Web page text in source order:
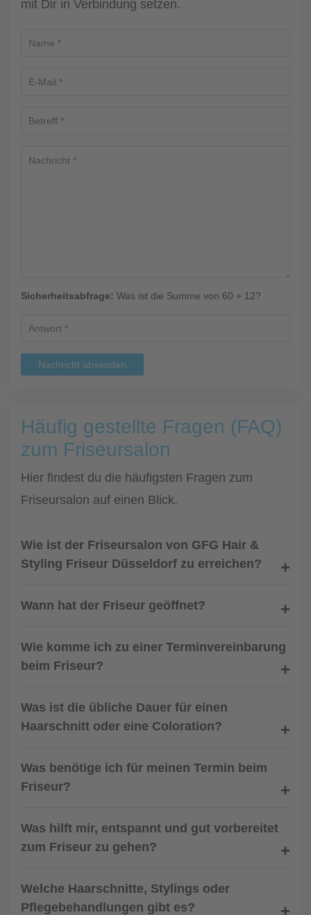
mit Dir in Verbindung setzen.
Sicherheitsabfrage: Was ist die Summe von 60 + 12?
Nachricht absenden
Häufig gestellte Fragen (FAQ)
zum Friseursalon
Hier findest du die häufigsten Fragen zum
Friseursalon auf einen Blick.
Wie ist der Friseursalon von GFG Hair &
Styling Friseur Düsseldorf zu erreichen?
Wann hat der Friseur geöffnet?
Wie komme ich zu einer Terminvereinbarung
beim Friseur?
Was ist die übliche Dauer für einen
Haarschnitt oder eine Coloration?
Was benötige ich für meinen Termin beim
Friseur?
Was hilft mir, entspannt und gut vorbereitet
zum Friseur zu gehen?
Welche Haarschnitte, Stylings oder
Pflegebehandlungen gibt es?